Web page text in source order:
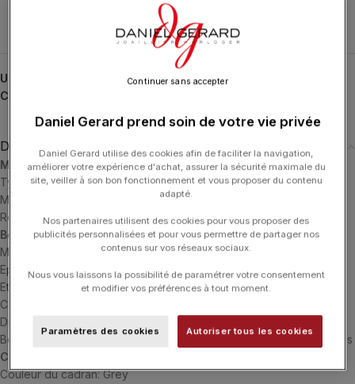
UGS :
Catégories :
Description
Mouvement
Type de mouvement: Automatic
Mouvement avec réserve de marche: 47 hours
Référence du mouvement: 03.650.021
Boîtier
Matériau du boîtier: Plasma High-Tech Ceramic
Epaisseur du boîtier: 13.0 mm
Etanchéité du boîtier: 10 bar (100 m)
Couleur du boîtier: dark
Dimensions du boîtier: 45.0 mm
Boîtier crystal: Verre saphir avec traitement antireflet sur les 2 faces
Cadran
Couleur du cadran: Grey
Daniel Gerard prend soin de votre vie privée
Daniel Gerard utilise des cookies afin de faciliter la navigation,
améliorer votre expérience d'achat, assurer la sécurité maximale du
site, veiller à son bon fonctionnement et vous proposer du contenu
adapté.
Nos partenaires utilisent des cookies pour vous proposer des
publicités personnalisées et pour vous permettre de partager nos
contenus sur vos réseaux sociaux.
Nous vous laissons la possibilité de paramétrer votre consentement
et modifier vos préférences à tout moment.
Paramètres des cookies Autoriser tous les cookies
Continuer sans accepter